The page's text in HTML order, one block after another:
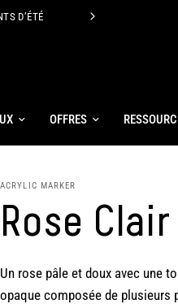
D’ÉTÉ
OFFRES
ACRYLIC MARKER
Rose Clair
Un rose pâle et doux avec une
opaque composée de plusieurs